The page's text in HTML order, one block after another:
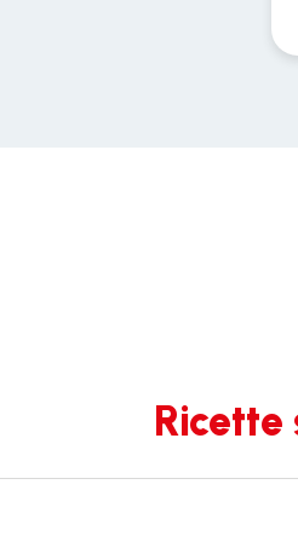
Ricette